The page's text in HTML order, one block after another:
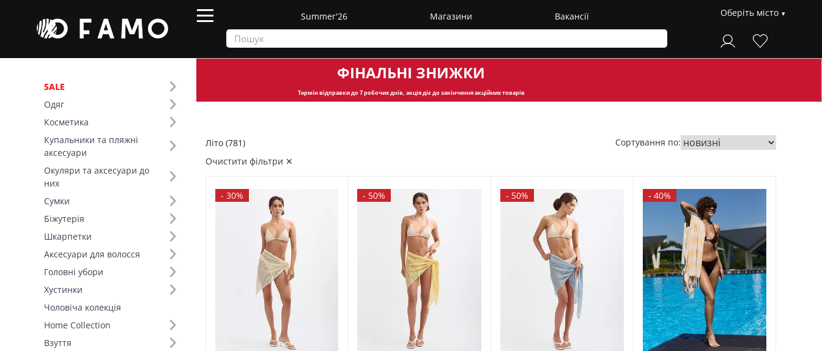
Summer'26 Магазини Вакансії Оберіть місто
SALE
Одяг
Косметика
Купальники та пляжні
аксесуари
Окуляри та аксесуари до
них
Сумки
Біжутерія
Шкарпетки
Аксесуари для волосся
Головні убори
Хустинки
Чоловіча колекція
Home Collection
Взуття
ФІНАЛЬНІ ЗНИЖКИ
Термін відправкидо 7 робочих днів, акція діє до закінчення акційних товарів
Фільтр
Ціна
SALE
Сезон (5)
Колір (100)
Розмір (19)
Основний колір (15)
Літо (781)
Очистити фільтри ✕
Сортування по:
- 30% - 50% - 50% - 40%